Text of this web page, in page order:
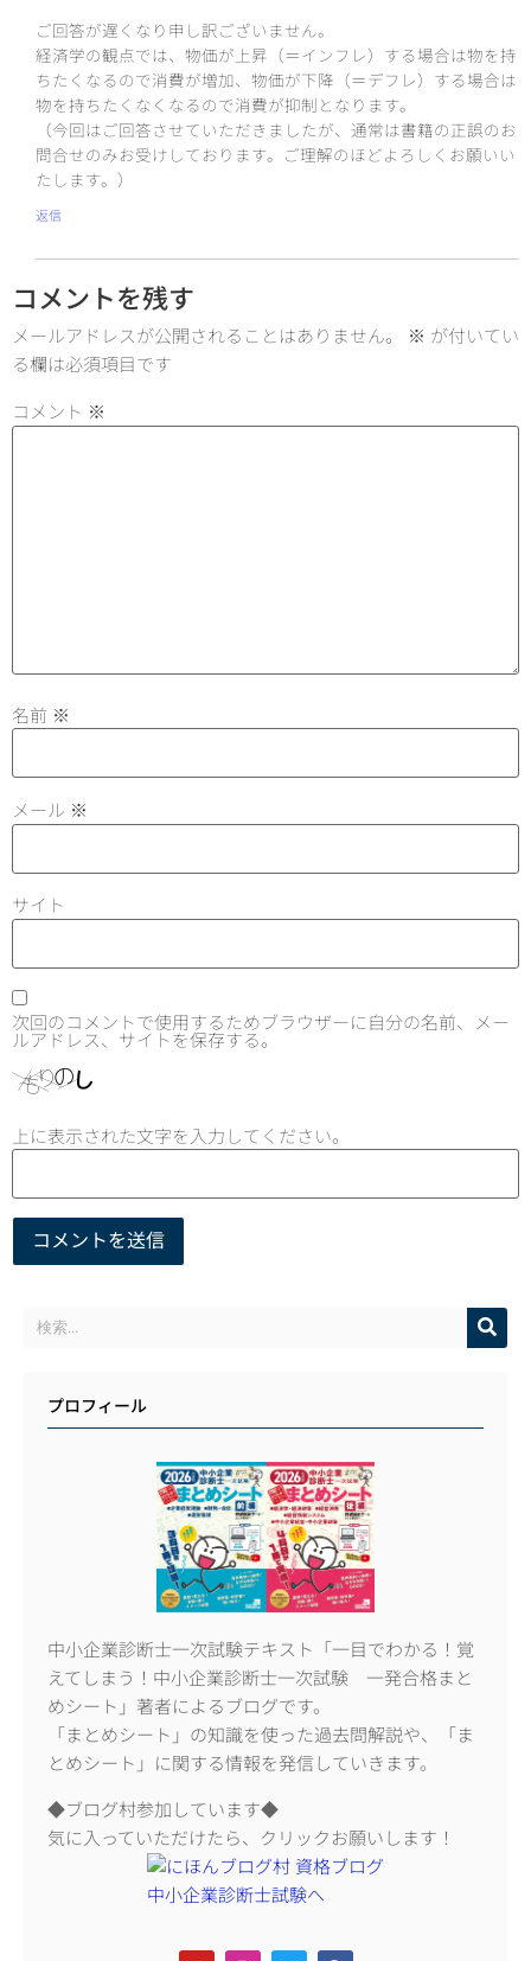
ご回答が遅くなり申し訳ございません。
経済学の観点では、物価が上昇（＝インフレ）する場合は物を持
ちたくなるので消費が増加、物価が下降（＝デフレ）する場合は
物を持ちたくなくなるので消費が抑制となります。
（今回はご回答させていただきましたが、通常は書籍の正誤のお
問合せのみお受けしております。ご理解のほどよろしくお願いい
たします。）
返信
コメントを残す
メールアドレスが公開されることはありません。 ※ が付いてい
る欄は必須項目です
コメント ※
名前 ※
メール ※
サイト
次回のコメントで使用するためブラウザーに自分の名前、メー
ルアドレス、サイトを保存する。
上に表示された文字を入力してください。
プロフィール
中小企業診断士一次試験テキスト「一目でわかる！覚
えてしまう！中小企業診断士一次試験 一発合格まと
めシート」著者によるブログです。
「まとめシート」の知識を使った過去問解説や、「ま
とめシート」に関する情報を発信していきます。
◆ブログ村参加しています◆
気に入っていただけたら、クリックお願いします！